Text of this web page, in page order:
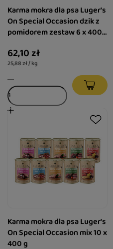
Karma mokra dla psa Luger's
On Special Occasion dzik z
pomidorem zestaw 6 x 400
62,10 zł
25,88 zł / kg
Karma mokra dla psa Luger's
On Special Occasion mix 10 x
400 g